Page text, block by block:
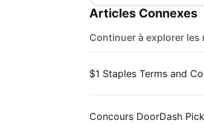
Articles Connexes
Continuer à explorer
$1 Staples Terms and
Concours DoorDash